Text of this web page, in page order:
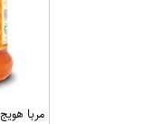
مربا هویج 300 گرمی تک